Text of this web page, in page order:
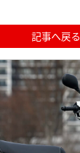
記事へ戻る